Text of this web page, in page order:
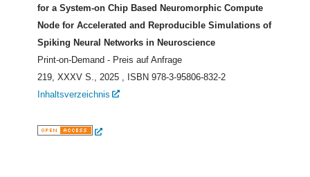
for a System-on Chip Based Neuromorphic Compute
Node for Accelerated and Reproducible Simulations of
Spiking Neural Networks in Neuroscience
Print-on-Demand - Preis auf Anfrage
219, XXXV S., 2025
, ISBN 978-3-95806-832-2
Inhaltsverzeichnis